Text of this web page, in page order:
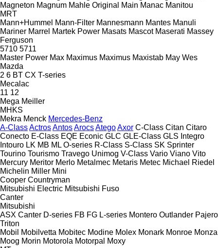
Magneton Magnum Mahle Original Main Manac Manitou
MRT
Mann+Hummel Mann-Filter Mannesmann Mantes Manuli
Mariner Marrel Martek Power Masats Mascot Maserati Massey
Ferguson
5710 5711
Master Power Max Maximus Maximus Maxistab May Wes
Mazda
2 6 BT CX T-series
Mecalac
11 12
Mega Meiller
MHKS
Mekra Menck Mercedes-Benz
A-ClassActrosAntosArocsAtegoAxor C-Class Citan Citaro
Conecto E-Class EQE Econic GLC GLE-Class GLS Integro
Intouro LK MB ML O-series R-Class S-Class SK Sprinter
Tourino Tourismo Travego Unimog V-Class Vario Viano Vito
Mercury Meritor Merlo Metalmec Metaris Metec Michael Riedel
Michelin Miller Mini
Cooper Countryman
Mitsubishi Electric Mitsubishi Fuso
Canter
Mitsubishi
ASX Canter D-series FB FG L-series Montero Outlander Pajero
Triton
Mobil
Mobilvetta Mobitec Modine Molex Monark Monroe Monza
Moog Morin Motorola Motorpal
Moxy